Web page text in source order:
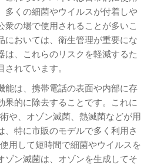
多くの細菌やウイルスが付着しや
衆の場で使用されることが多いこ
においては、衛生管理が重要にな
は、これらのリスクを軽減するた
れています。
能は、携帯電話の表面や内部に存
果的に除去することです。これに
や、オゾン滅菌、熱滅菌などが用
、特に市販のモデルで多く利用さ
用して短時間で細菌やウイルスを
ゾン滅菌は、オゾンを生成してそ